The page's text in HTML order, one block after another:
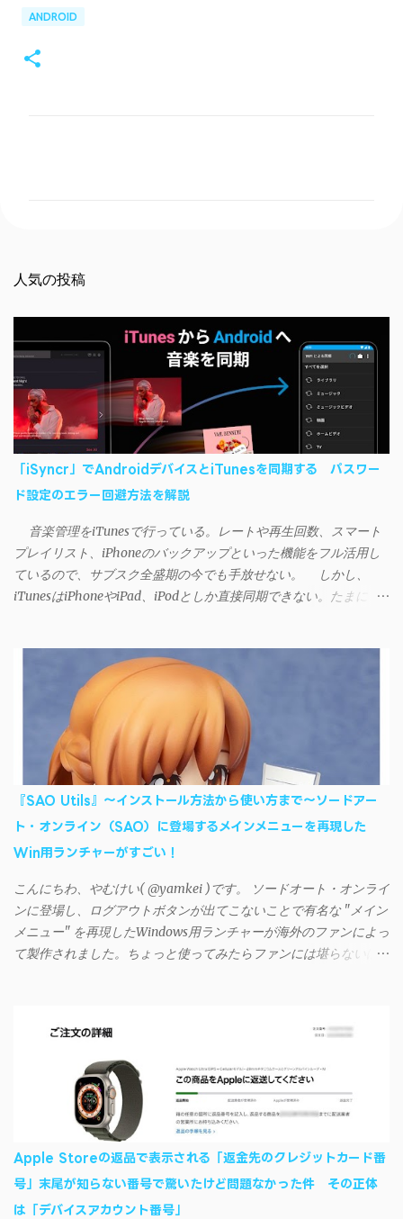
ANDROID
人気の投稿
「iSyncr」でAndroidデバイスとiTunesを同期する パスワー
ド設定のエラー回避方法を解説
音楽管理をiTunesで行っている。レートや再生回数、スマート
プレイリスト、iPhoneのバックアップといった機能をフル活用し
ているので、サブスク全盛期の今でも手放せない。 しかし、
iTunesはiPhoneやiPad、iPodとしか直接同期できない。たまに
ドパーティー製のアプリを PC と Androidデバイス それぞれにイン
ストールすれば、Wi-Fiや USB接続 を通じて同期できるようにな
る。私も 2012年頃にAndroidウォークマン を使い始めた頃から便
利に活用させてもらっていたのだが、2023年現在はiSyncrを使っ
て同期ができないという声を多数見かけるようになった。 具体
的には、PC側のiSyncrアプリで設定したパスワードをAndroidアプ
リに入力しようとすると、入力したパスワードが保存されず、い
回避するには、次の手順が有効だ。 Androidデバイスの言語を英語
に設定する （念のため）再起動する iSyncrでパスワードを入力す
すれば完了 一度この手順を施せば、言語設定は日本語に戻して
もOKだ。これでWi-Fiを使った同期機能が使えるようになる。USB
接続による同期については、アプリに根本的な不具合が発生して
おり、現時点で使えないようだ。諦めよう。 今回の不具合につ
iSyncrを活用することで、Androidデバイスでもレート機能や再生
ートフォンに移行したい場合に役立つはずだ。
『SAO Utils』～インストール方法から使い方まで～ソードアー
ト・オンライン（SAO）に登場するメインメニューを再現した
Win用ランチャーがすごい！
こんにちわ、やむけい( @yamkei )です。 ソードオート・オンライ
ンに登場し、ログアウトボタンが出てこないことで有名な "メイン
メニュー" を再現したWindows用ランチャーが海外のファンによっ
て製作されました。ちょっと使ってみたらファンには堪らないほ
す・・・。カッコイイ！！ 開発ページ（英語） gpbeta.com - The
SAO Utilities Project – development log インストール（導入）手順
1. 開発ページ のDownloadsの項目から自分のOSにあったファイル
をダウンロードする。 Windows（Windows2000, XP, Vista, Win7,
Win8）に対応です。 （ ◆自分のパソコンが 32 ビット版か 64 ビッ
ト版かを確認したい ） 2.ダウンロードしたファイルを解凍後、
（自分はProgram Filesの中に移動させちゃいました）フォルダの
中にある SAO Utils.exe を実行。 3.アップデートがある場合は起動
時に知らせてくれるので、パッチをダウンロードしましょう。 ダ
Apple Storeの返品で表示される「返金先のクレジットカード番
号」末尾が知らない番号で驚いたけど問題なかった件 その正体
は「デバイスアカウント番号」